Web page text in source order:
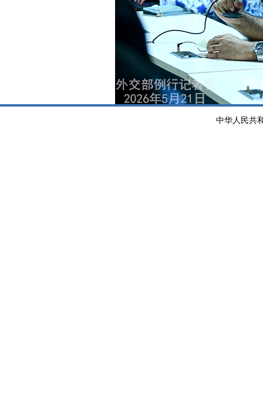
中华人民共